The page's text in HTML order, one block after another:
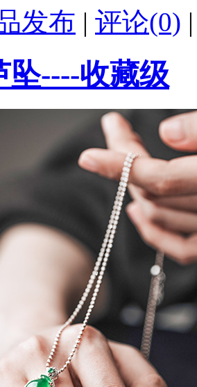
发布 | 评论(0)
坠----收藏级